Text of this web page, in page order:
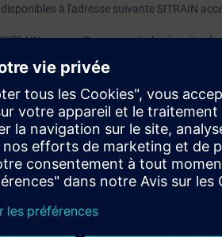
à l'adresse suivante SITRAIN
access. Pour garantir la réussite,
par nos experts, vous recevrez des
abonnements sont achetés. Ce compte
et de leur attribuer des formations.
des logiciels réinstallés (TIA Portal, etc.).
d'accès au VE Lab.